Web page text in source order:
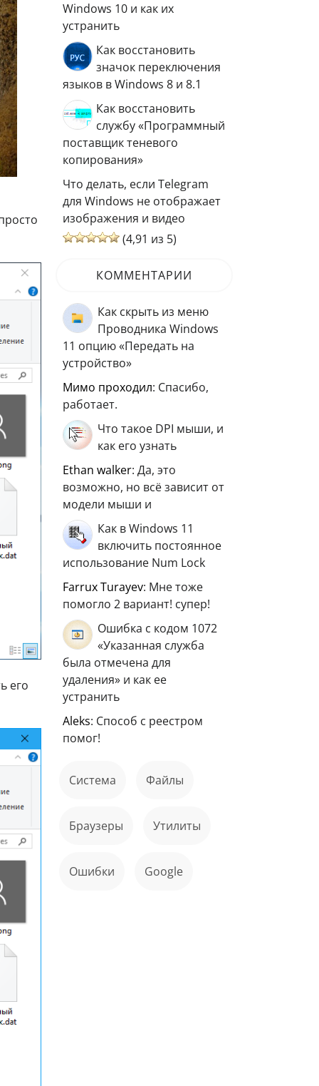
его
Windows 10 и как их
устранить
Как восстановить
значок переключения
языков в Windows 8 и 8.1
Как восстановить
службу «Программный
поставщик теневого
копирования»
Что делать, если Telegram
для Windows не отображает
изображения и видео
(4,91 из 5)
КОММЕНТАРИИ
Как скрыть из меню
Проводника Windows
11 опцию «Передать на
устройство»
мимо проходил: Спасибо,
работает.
Что такое DPI мыши, и
как его узнать
ethan walker: Да, это
возможно, но всё зависит от
модели мыши и
Как в Windows 11
включить постоянное
использование Num Lock
Farrux Turayev: Мне тоже
помогло 2 вариант! супер!
Ошибка с кодом 1072
«Указанная служба
была отмечена для
удаления» и как ее
устранить
aleks: Способ с реестром
помог!
Система файлы
Браузеры Утилиты
ошибки Google